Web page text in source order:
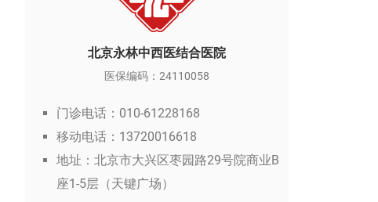
北京永林中西医结合医院
医保编码：24110058
门诊电话：010-61228168
移动电话：13720016618
地址：北京市大兴区枣园路29号院商业B
座1-5层（天键广场）